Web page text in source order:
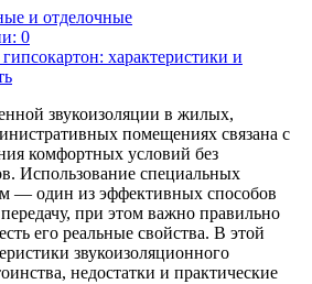
и отделочные
0
звукоизоляции в жилых,
помещениях связана с
комфортных условий без
Использование специальных
— один из эффективных способов
при этом важно правильно
его реальные свойства. В этой
звукоизоляционного
недостатки и практические